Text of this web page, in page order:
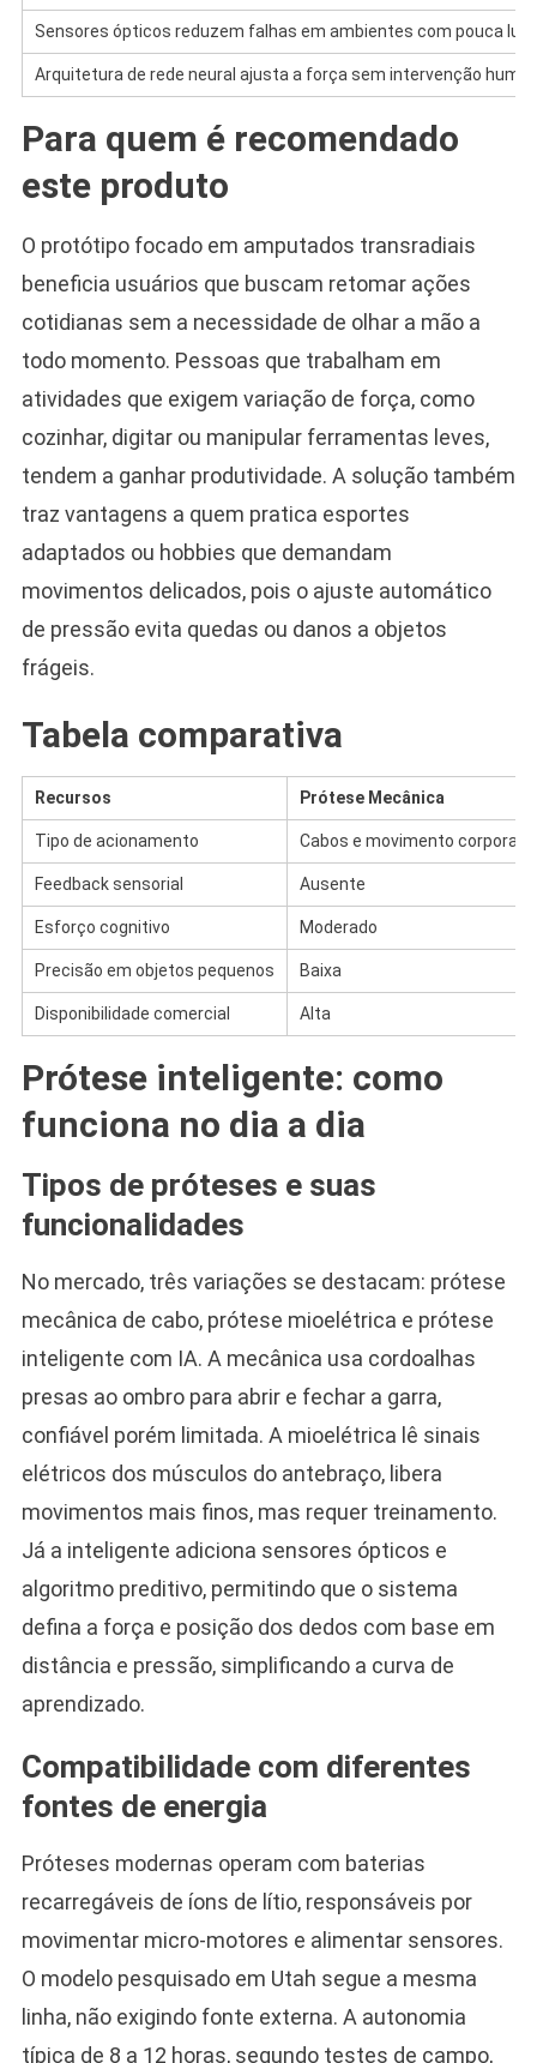
Sensores ópticos reduzem falhas em ambientes com pouca luz.
Arquitetura de rede neural ajusta a força sem intervenção
Para quem é recomendado
este produto
O protótipo focado em amputados transradiais
beneficia usuários que buscam retomar ações
cotidianas sem a necessidade de olhar a mão a
todo momento. Pessoas que trabalham em
atividades que exigem variação de força, como
cozinhar, digitar ou manipular ferramentas leves,
tendem a ganhar produtividade. A solução também
traz vantagens a quem pratica esportes
adaptados ou hobbies que demandam
movimentos delicados, pois o ajuste automático
de pressão evita quedas ou danos a objetos
frágeis.
Tabela comparativa
Recursos Prótese Mecânica
Tipo de acionamento Cabos e movimento corporal
Feedback sensorial Ausente
Esforço cognitivo Moderado
Precisão em objetos pequenos Baixa
Disponibilidade comercial Alta
Prótese inteligente: como
funciona no dia a dia
Tipos de próteses e suas
funcionalidades
No mercado, três variações se destacam: prótese
mecânica de cabo, prótese mioelétrica e prótese
inteligente com IA. A mecânica usa cordoalhas
presas ao ombro para abrir e fechar a garra,
confiável porém limitada. A mioelétrica lê sinais
elétricos dos músculos do antebraço, libera
movimentos mais finos, mas requer treinamento.
Já a inteligente adiciona sensores ópticos e
algoritmo preditivo, permitindo que o sistema
defina a força e posição dos dedos com base em
distância e pressão, simplificando a curva de
aprendizado.
Compatibilidade com diferentes
fontes de energia
Próteses modernas operam com baterias
recarregáveis de íons de lítio, responsáveis por
movimentar micro-motores e alimentar sensores.
O modelo pesquisado em Utah segue a mesma
linha, não exigindo fonte externa. A autonomia
típica de 8 a 12 horas, segundo testes de campo,